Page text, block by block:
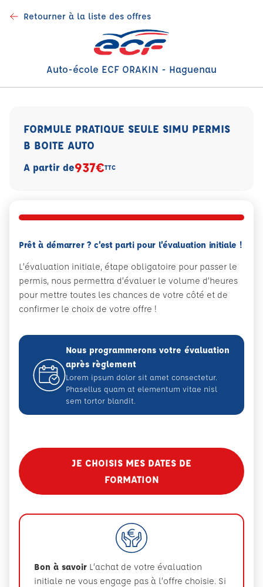
Retourner à la liste des offres
Auto-école ECF ORAKIN - Haguenau
Prêt à démarrer ? c’est parti pour l’évaluation initiale !
L’évaluation initiale, étape obligatoire pour passer le
permis, nous permettra d’évaluer le volume d’heures
pour mettre toutes les chances de votre côté et de
confirmer le choix de votre offre !
Nous programmerons votre évaluation
après règlement
Lorem ipsum dolor sit amet consectetur.
Phasellus quam at elementum vitae nisl
sem tortor blandit.
JE CHOISIS MES DATES DE
FORMATION
Bon à savoir L’achat de votre évaluation
initiale ne vous engage pas à l’offre choisie. Si
FORMULE PRATIQUE SEULE SIMU PERMIS
B BOITE AUTO
A partir de937€TTC